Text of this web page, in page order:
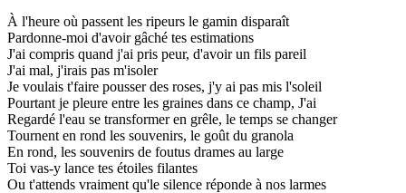
À l'heure où passent les ripeurs le gamin disparaît
Pardonne-moi d'avoir gâché tes estimations
J'ai compris quand j'ai pris peur, d'avoir un fils pareil
J'ai mal, j'irais pas m'isoler
Je voulais t'faire pousser des roses, j'y ai pas mis l'soleil
Pourtant je pleure entre les graines dans ce champ, J'ai
Regardé l'eau se transformer en grêle, le temps se changer
Tournent en rond les souvenirs, le goût du granola
En rond, les souvenirs de foutus drames au large
Toi vas-y lance tes étoiles filantes
Ou t'attends vraiment qu'le silence réponde à nos larmes